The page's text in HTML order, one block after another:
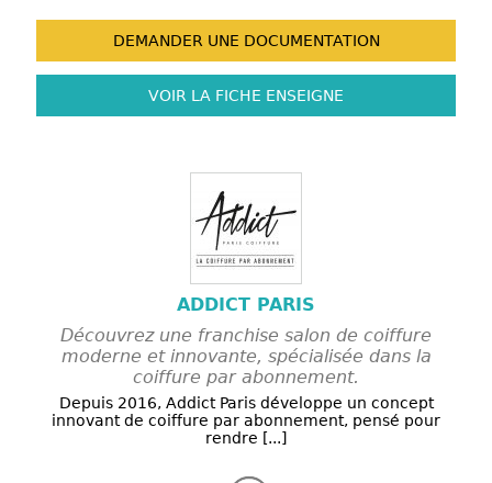
DEMANDER UNE DOCUMENTATION
VOIR LA FICHE ENSEIGNE
ADDICT PARIS
Découvrez une franchise salon de coiffure
moderne et innovante, spécialisée dans la
coiffure par abonnement.
Depuis 2016, Addict Paris développe un concept
innovant de coiffure par abonnement, pensé pour
rendre [...]